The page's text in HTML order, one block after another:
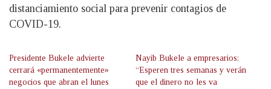
distanciamiento social para prevenir contagios de
COVID-19.
Presidente Bukele advierte
cerrará «permanentemente»
negocios que abran el lunes
Nayib Bukele a empresarios:
“Esperen tres semanas y verán
que el dinero no les va